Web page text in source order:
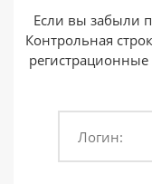
Если вы забыли
Контрольная
Логин: